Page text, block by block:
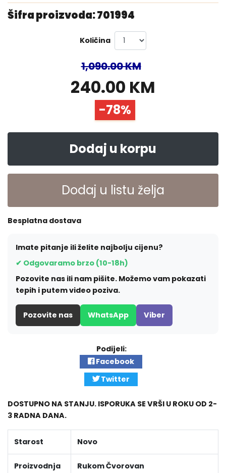
Šifra proizvoda: 701994
Količina
1,090.00 KM
240.00 KM
-78%
Dodaj u korpu
Dodaj u listu želja
Besplatna dostava
Imate pitanje ili želite najbolju cijenu?
✔ Odgovaramo brzo (10-18h)
Pozovite nas ili nam pišite. Možemo vam pokazati
tepih i putem video poziva.
Pozovite nas WhatsApp Viber
Podijeli:
Facebook
Twitter
DOSTUPNO NA STANJU. ISPORUKA SE VRŠI U ROKU OD 2-
3 RADNA DANA.
Starost Novo
Proizvodnja Rukom Čvorovan